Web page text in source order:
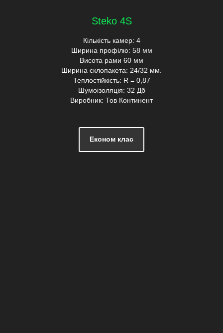
Steko 4S
Кількість камер: 4
Ширина профілю: 58 мм
Висота рами 60 мм
Ширина склопакета: 24/32 мм.
Теплостійкість: R = 0,87
Шумоізоляція: 32 Дб
Виробник: Тов Континент
Економ клас